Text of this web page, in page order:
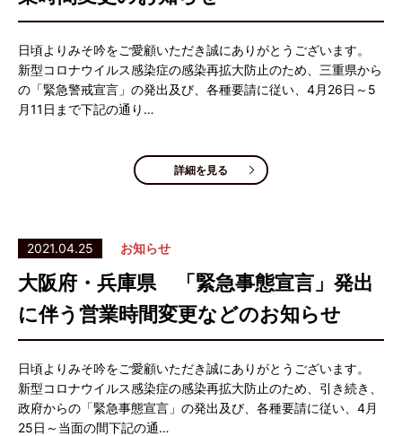
日頃よりみそ吟をご愛顧いただき誠にありがとうございます。
新型コロナウイルス感染症の感染再拡大防止のため、三重県から
の「緊急警戒宣言」の発出及び、各種要請に従い、4月26日～5
月11日まで下記の通り…
詳細を見る
2021.04.25 お知らせ
大阪府・兵庫県 「緊急事態宣言」発出
に伴う営業時間変更などのお知らせ
日頃よりみそ吟をご愛顧いただき誠にありがとうございます。
新型コロナウイルス感染症の感染再拡大防止のため、引き続き、
政府からの「緊急事態宣言」の発出及び、各種要請に従い、4月
25日～当面の間下記の通…